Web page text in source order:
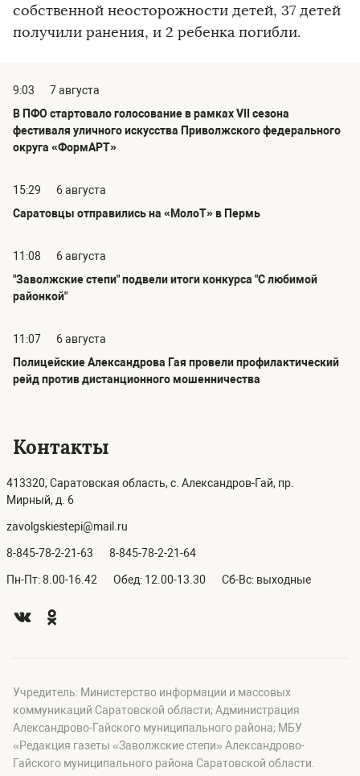
собственной неосторожности детей, 37 детей
получили ранения, и 2 ребенка погибли.
9:03
7 августа
В ПФО стартовало голосование в рамках VII сезона
фестиваля уличного искусства Приволжского федерального
округа «ФормАРТ»
15:29
6 августа
Саратовцы отправились на «МолоТ» в Пермь
11:08
6 августа
"Заволжские степи" подвели итоги конкурса "С любимой
районкой"
11:07
6 августа
Полицейские Александрова Гая провели профилактический
рейд против дистанционного мошенничества
Контакты
413320, Саратовская область, с. Александров-Гай, пр.
Мирный, д. 6
zavolgskiestepi@mail.ru
8-845-78-2-21-63 8-845-78-2-21-64
Пн-Пт: 8.00-16.42 Обед: 12.00-13.30 Сб-Вс: выходные
Учредитель: Министерство информации и массовых
коммуникаций Саратовской области; Администрация
Александрово-Гайского муниципального района; МБУ
«Редакция газеты «Заволжские степи» Александрово-
Гайского муниципального района Саратовской области.